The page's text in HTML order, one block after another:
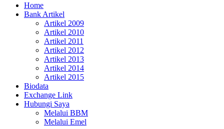
Jamal Rafaie | Memimpin
Pemikiran
"Memimpin Pemikiran"
Home
Bank Artikel
Artikel 2009
Artikel 2010
Artikel 2011
Artikel 2012
Artikel 2013
Artikel 2014
Artikel 2015
Biodata
Exchange Link
Hubungi Saya
Melalui BBM
Melalui Emel